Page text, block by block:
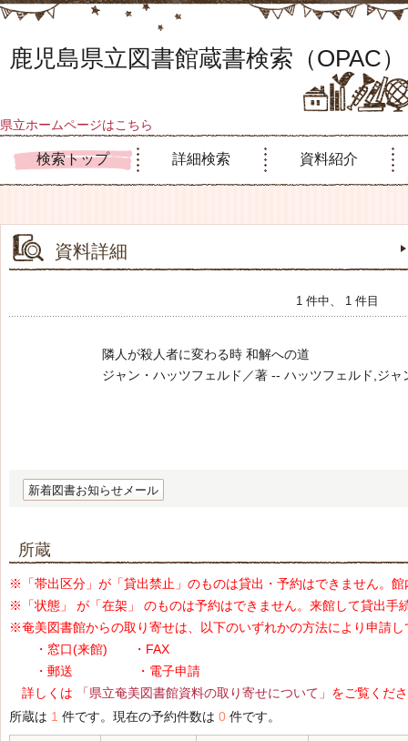
鹿児島県立図書館蔵書検索（OPAC）
県立ホームページはこちら
検索トップ 詳細検索 資料紹介
資料詳細
1 件中、 1 件目
隣人が殺人者に変わる時 和解への道
ジャン・ハッツフェルド／著 -- ハッツフェルド,ジ
新着図書お知らせメール
所蔵
※「帯出区分」が「貸出禁止」のものは貸出・予約はできません。
※「状態」 が「在架」 のものは予約はできません。来館して貸出手
※奄美図書館からの取り寄せは、以下のいずれかの方法により申請し
・窓口(来館) ・FAX
・郵送 ・電子申請
詳しくは
「県立奄美図書館資料の取り寄せについて」 をご覧くだ
所蔵は 1 件です。現在の予約件数は 0 件です。